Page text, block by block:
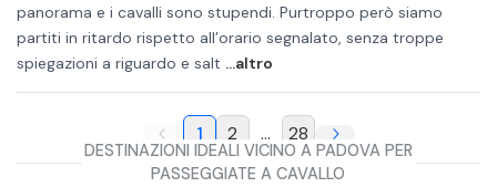
panorama e i cavalli sono stupendi. Purtroppo però siamo
partiti in ritardo rispetto all’orario segnalato, senza troppe
spiegazioni a riguardo e salt ...altro
1 2 ... 28
DESTINAZIONI IDEALI VICINO A PADOVA PER
PASSEGGIATE A CAVALLO